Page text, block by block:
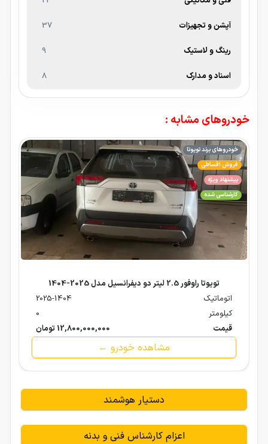
آپشن و تجهیزات 37
رینگ و لاستیک 9
اسناد و مدارک 8
خودروهای مشابه :
خودروهای برند تویوتا
فروش اقساطی
پیشنهاد ویژه
کارشناسی شده
تویوتا راوفور 2.5 لیتر دو دیفرانسیل مدل 2025-1404
اتوماتیک
2025-1404
کیلومتر
0
قیمت
12,800,000,000 تومان
مشاهده خودرو ←
دستیار هوشمند
اعزام کارشناس فنی و بدنه